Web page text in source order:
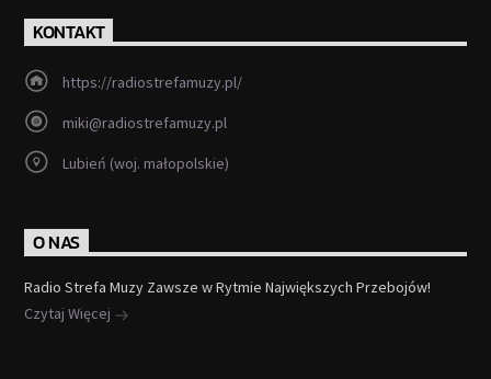
KONTAKT
https://radiostrefamuzy.pl/
miki@radiostrefamuzy.pl
Lubień (woj. małopolskie)
O NAS
Radio Strefa Muzy Zawsze w Rytmie Największych Przebojów!
Czytaj Więcej